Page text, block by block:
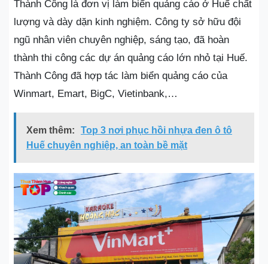
Thành Công là đơn vị làm biển quảng cáo ở Huế chất
lượng và dày dặn kinh nghiệm. Công ty sở hữu đội
ngũ nhân viên chuyên nghiệp, sáng tạo, đã hoàn
thành thi công các dự án quảng cáo lớn nhỏ tại Huế.
Thành Công đã hợp tác làm biển quảng cáo của
Winmart, Emart, BigC, Vietinbank,…
Xem thêm:
Top 3 nơi phục hồi nhựa đen ô tô
Huế chuyên nghiệp, an toàn bề mặt